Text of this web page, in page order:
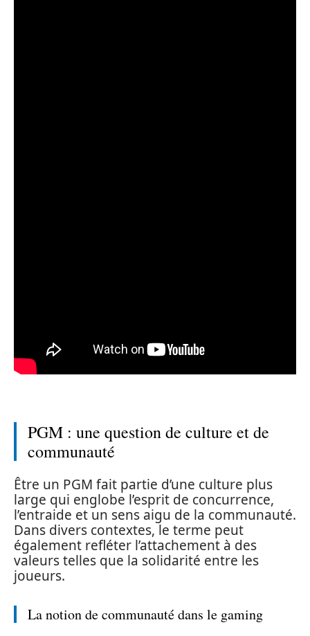
PGM : une question de culture et de
communauté
Être un PGM fait partie d’une culture plus
large qui englobe l’esprit de concurrence,
l’entraide et un sens aigu de la communauté.
Dans divers contextes, le terme peut
également refléter l’attachement à des
valeurs telles que la solidarité entre les
joueurs.
La notion de communauté dans le gaming